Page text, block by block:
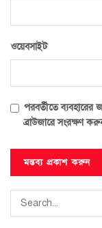
ওয়েবসাইট
পরবর্তীতে
ব্রাউজারে সংরক্ষণ